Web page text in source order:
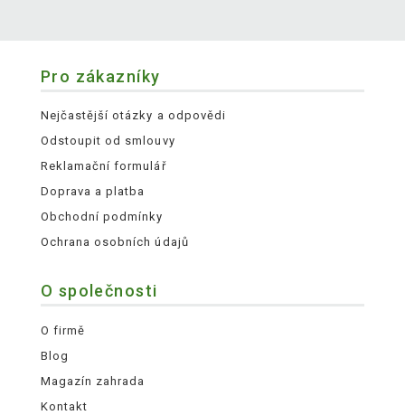
Pro zákazníky
Nejčastější otázky a odpovědi
Odstoupit od smlouvy
Reklamační formulář
Doprava a platba
Obchodní podmínky
Ochrana osobních údajů
O společnosti
O firmě
Blog
Magazín zahrada
Kontakt